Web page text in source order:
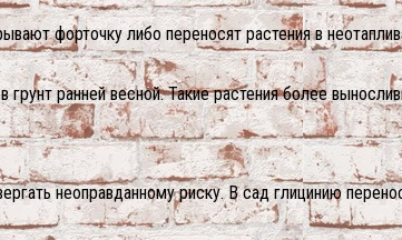
форточку либо переносят растения в
ранней весной. Такие растения более
неоправданному риску. В сад глицинию